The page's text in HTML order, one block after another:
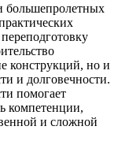
большепролетных
конструкций, но и
и долговечности.
помогает
компетенции,
и сложной